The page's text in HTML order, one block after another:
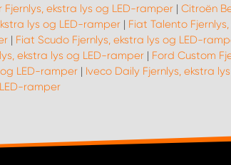
ekstra lys og LED-ramper | Citroën
lys og LED-ramper| Fiat Talento
| Fiat Scudo Fjernlys, ekstra lys og LED-
ekstra lys og LED-ramper| Ford Custom
LED-ramper | Iveco Daily Fjernlys, ekstra
ramper